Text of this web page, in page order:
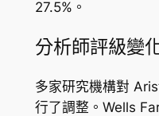
27.5%。
分析師評級變
多家研究機構對
行了調整。Wells